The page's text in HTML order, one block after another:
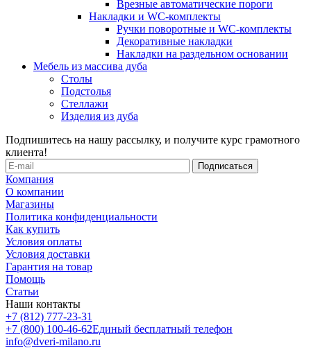
Врезные автоматические пороги
Накладки и WC-комплекты
Ручки поворотные и WC-комплекты
Декоративные накладки
Накладки на раздельном основании
Мебель из массива дуба
Столы
Подстолья
Стеллажи
Изделия из дуба
Подпишитесь на нашу рассылку, и получите курс грамотного
клиента!
Компания
О компании
Магазины
Политика конфиденциальности
Как купить
Условия оплаты
Условия доставки
Гарантия на товар
Помощь
Статьи
Наши контакты
+7 (812) 777-23-31
+7 (800) 100-46-62Единый бесплатный телефон
info@dveri-milano.ru